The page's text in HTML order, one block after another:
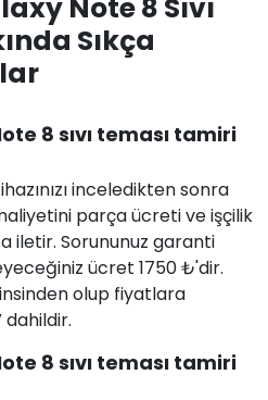
Note 8 Sıvı
Sıkça
8 sıvı teması tamiri
inceledikten sonra
parça ücreti ve işçilik
iletir. Sorununuz garanti
ücret 1750 ₺'dir.
olup fiyatlara
dahildir.
8 sıvı teması tamiri